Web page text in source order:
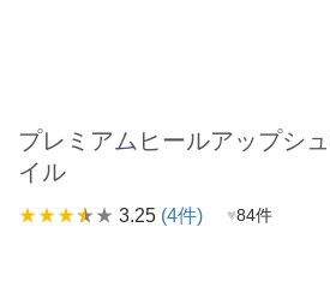
プレミアムヒールアップシ
イル
star_ratestar_ratestar_ratestar_rate star_rate 3.25 (4件) ♥84件